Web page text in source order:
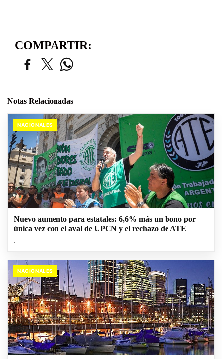
COMPARTIR:
Notas Relacionadas
NACIONALES
Nuevo aumento para estatales: 6,6% más un bono por
única vez con el aval de UPCN y el rechazo de ATE
.
NACIONALES